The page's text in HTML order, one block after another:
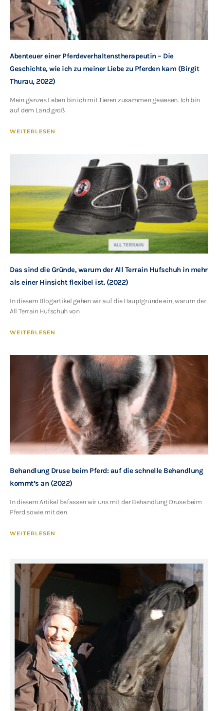
Abenteuer einer Pferdeverhaltenstherapeutin – Die
Geschichte, wie ich zu meiner Liebe zu Pferden kam (Birgit
Thurau, 2022)
Mein ganzes Leben bin ich mit Tieren zusammen gewesen. Ich bin
auf dem Land groß
WEITERLESEN
Das sind die Gründe, warum der All Terrain Hufschuh in mehr
als einer Hinsicht flexibel ist. (2022)
In diesem Blogartikel gehen wir auf die Hauptgründe ein, warum der
All Terrain Hufschuh von
WEITERLESEN
Behandlung Druse beim Pferd: auf die schnelle Behandlung
kommt’s an (2022)
In diesem Artikel befassen wir uns mit der Behandlung Druse beim
Pferd sowie mit den
WEITERLESEN